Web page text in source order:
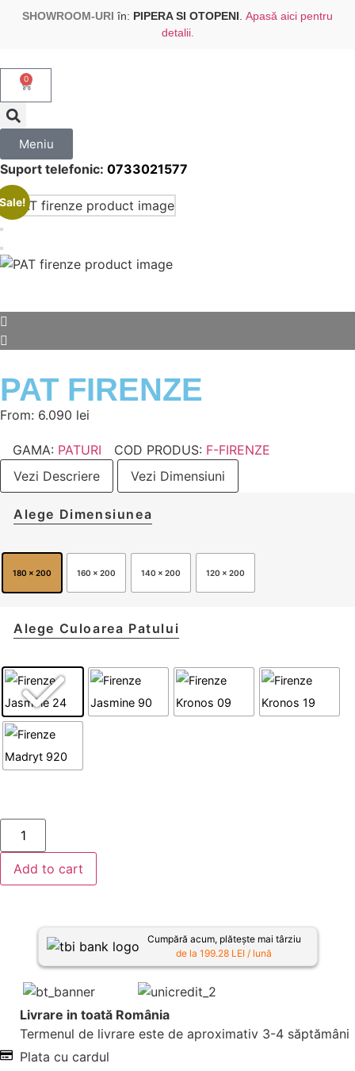
SHOWROOM-URI în: PIPERA SI OTOPENI Apasă aici pentru
detalii.
0
Meniu
Suport telefonic: 0733021577
PAT FIRENZE
From: 6.090 lei
GAMA: PATURI COD PRODUS: F-FIRENZE
Vezi Descriere
Vezi Dimensiuni
Alege Dimensiunea
180 x 200 160 x 200 140 x 200 120 x 200
Alege Culoarea Patului
Add to cart
Cumpără acum, plătește mai târziu
de la 199.28 LEI / lună
Livrare in toată România
Termenul de livrare este de aproximativ 3-4 săptămâni
Plata cu cardul